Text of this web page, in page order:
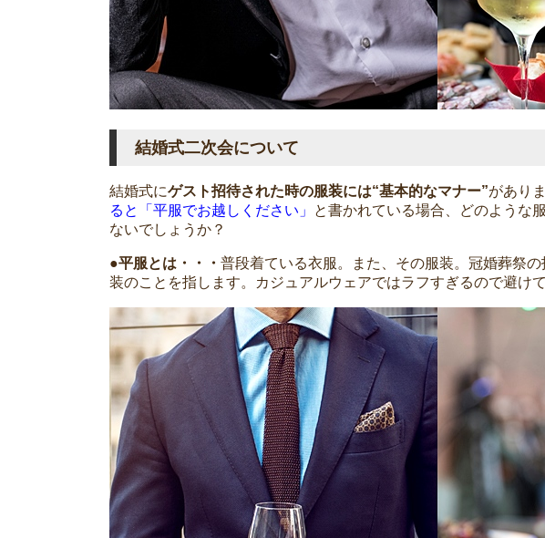
結婚式二次会について
結婚式にゲスト招待された時の服装には“基本的なマナー”があり
ると「平服でお越しください」
と書かれている場合、どのような
ないでしょうか？
●平服とは・・・ 普段着ている衣服。また、その服装。冠婚葬祭
装のことを指します。カジュアルウェアではラフすぎるので避けて
【アン
う芸能